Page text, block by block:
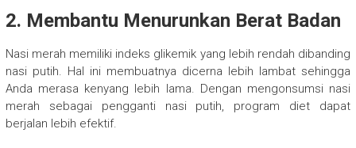
2. Membantu Menurunkan Berat Badan
Nasi merah memiliki indeks glikemik yang lebih rendah dibanding
nasi putih. Hal ini membuatnya dicerna lebih lambat sehingga
Anda merasa kenyang lebih lama. Dengan mengonsumsi nasi
merah sebagai pengganti nasi putih, program diet dapat
berjalan lebih efektif.